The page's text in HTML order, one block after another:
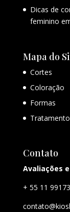
Dicas de
feminino
Mapa do
Cortes
Coloração
Formas
Contato
Avaliações
+ 55 11